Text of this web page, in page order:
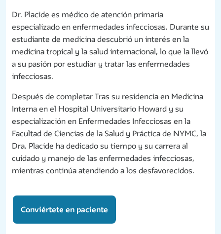
Dr. Placide es médico de atención primaria
especializado en enfermedades infecciosas. Durante su
estudiante de medicina descubrió un interés en la
medicina tropical y la salud internacional, lo que la llevó
a su pasión por estudiar y tratar las enfermedades
infecciosas.
Después de completar Tras su residencia en Medicina
Interna en el Hospital Universitario Howard y su
especialización en Enfermedades Infecciosas en la
Facultad de Ciencias de la Salud y Práctica de NYMC, la
Dra. Placide ha dedicado su tiempo y su carrera al
cuidado y manejo de las enfermedades infecciosas,
mientras continúa atendiendo a los desfavorecidos.
Conviértete en paciente